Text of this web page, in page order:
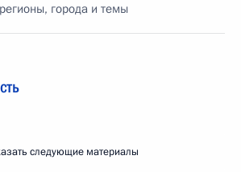
города и темы
следующие материалы